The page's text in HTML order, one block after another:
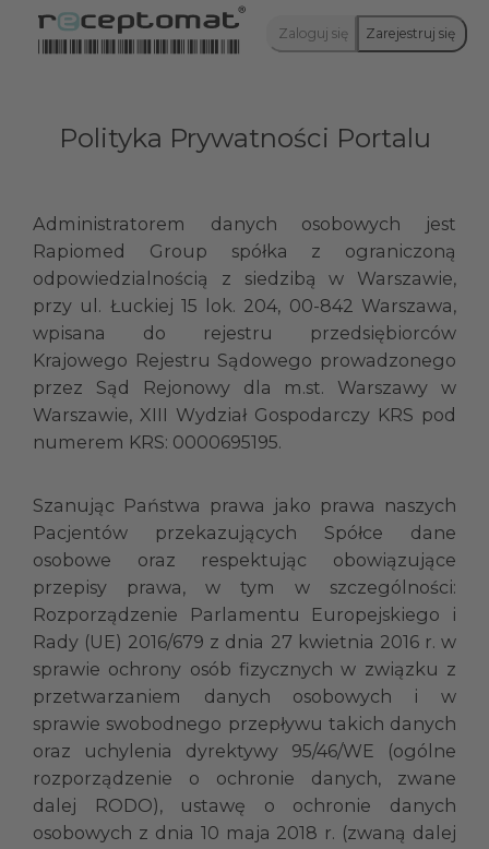
Zaloguj się Zarejestruj się
Polityka Prywatności Portalu
Administratorem danych osobowych jest
Rapiomed Group spółka z ograniczoną
odpowiedzialnością z siedzibą w Warszawie,
przy ul. Łuckiej 15 lok. 204, 00-842 Warszawa,
wpisana do rejestru przedsiębiorców
Krajowego Rejestru Sądowego prowadzonego
przez Sąd Rejonowy dla m.st. Warszawy w
Warszawie, XIII Wydział Gospodarczy KRS pod
numerem KRS: 0000695195.
Szanując Państwa prawa jako prawa naszych
Pacjentów przekazujących Spółce dane
osobowe oraz respektując obowiązujące
przepisy prawa, w tym w szczególności:
Rozporządzenie Parlamentu Europejskiego i
Rady (UE) 2016/679 z dnia 27 kwietnia 2016 r. w
sprawie ochrony osób fizycznych w związku z
przetwarzaniem danych osobowych i w
sprawie swobodnego przepływu takich danych
oraz uchylenia dyrektywy 95/46/WE (ogólne
rozporządzenie o ochronie danych, zwane
dalej RODO), ustawę o ochronie danych
osobowych z dnia 10 maja 2018 r. (zwaną dalej